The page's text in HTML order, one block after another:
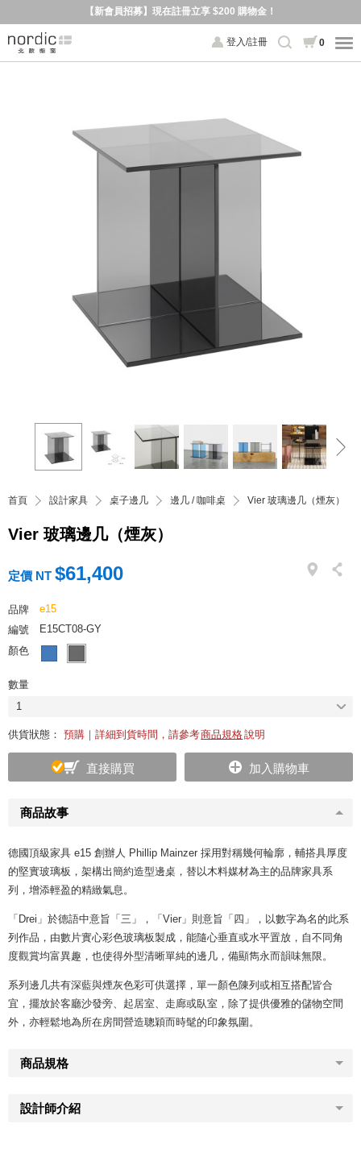
【新會員招募】現在註冊立享 $200 購物金！
登入/註冊 0
首頁 設計家具 桌子邊几 邊几 / 咖啡桌 Vier 玻璃邊几（煙灰）
Vier 玻璃邊几（煙灰）
商品故事
德國頂級家具 e15 創辦人 Phillip Mainzer 採用對稱幾何輪廓，輔搭具厚度
的堅實玻璃板，架構出簡約造型邊桌，替以木料媒材為主的品牌家具系
列，增添輕盈的精緻氣息。
「Drei」於德語中意旨「三」，「Vier」則意旨「四」，以數字為名的此系
列作品，由數片實心彩色玻璃板製成，能隨心垂直或水平置放，自不同角
度觀賞均富異趣，也使得外型清晰單純的邊几，備顯雋永而韻味無限。
系列邊几共有深藍與煙灰色彩可供選擇，單一顏色陳列或相互搭配皆合
宜，擺放於客廳沙發旁、起居室、走廊或臥室，除了提供優雅的儲物空間
外，亦輕鬆地為所在房間營造聰穎而時髦的印象氛圍。
商品規格
設計師介紹
定價 NT $61,400
品牌
e15
編號
E15CT08-GY
顏色
數量
1
供貨狀態： 預購｜詳細到貨時間，請參考商品規格說明
直接購買 加入購物車